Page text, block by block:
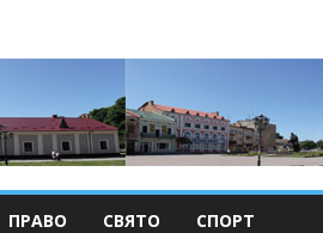
ПРАВО СВЯТО СПОРТ